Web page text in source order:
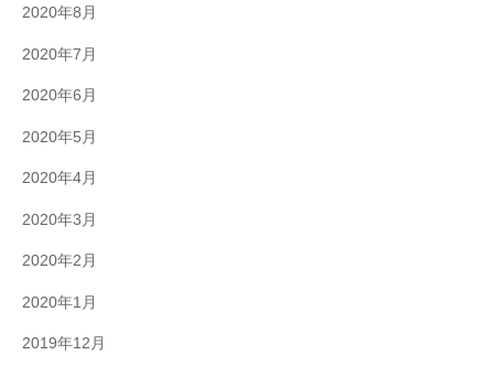
2020年8月
2020年7月
2020年6月
2020年5月
2020年4月
2020年3月
2020年2月
2020年1月
2019年12月